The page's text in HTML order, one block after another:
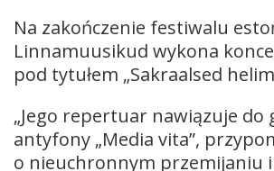
Na zakończenie festiwalu
Linnamuusikud wykona
pod tytułem „Sakraalsed
„Jego repertuar nawiązuje do
antyfony „Media vita”,
o nieuchronnym przemijaniu